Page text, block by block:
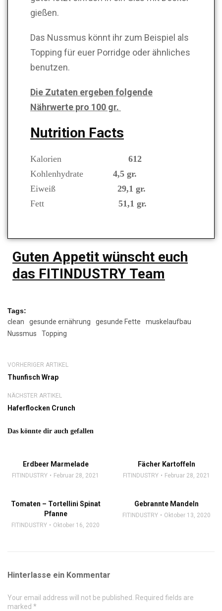
gießen.
Das Nussmus könnt ihr zum Beispiel als
Topping für euer Porridge oder ähnliches
benutzen.
Die Zutaten ergeben folgende
Nährwerte pro 100 gr.
Nutrition Facts
Kalorien 612
Kohlenhydrate 4,5 gr.
Eiweiß 29,1 gr.
Fett 51,1 gr.
Guten Appetit wünscht euch
das FITINDUSTRY Team
Tags:
clean
gesunde ernährung gesunde Fette
muskelaufbau
Nussmus
Topping
VORHERIGER ARTIKEL
Thunfisch Wrap
NÄCHSTER ARTIKEL
Haferflocken Crunch
Das könnte dir auch gefallen
Erdbeer Marmelade
FITINDUSTRY Februar 28, 2021
Fächer Kartoffeln
FITINDUSTRY Februar 28, 2021
Tomaten – Tortellini Spinat
Pfanne
FITINDUSTRY Oktober 16, 2020
Gebrannte Mandeln
FITINDUSTRY Oktober 13, 2020
Hinterlasse ein Kommentar
Your email address will not be published. Required fields are
marked *